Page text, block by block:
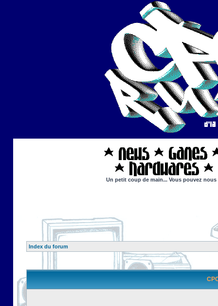
Un petit coup de main... Vous pouvez
Index du forum